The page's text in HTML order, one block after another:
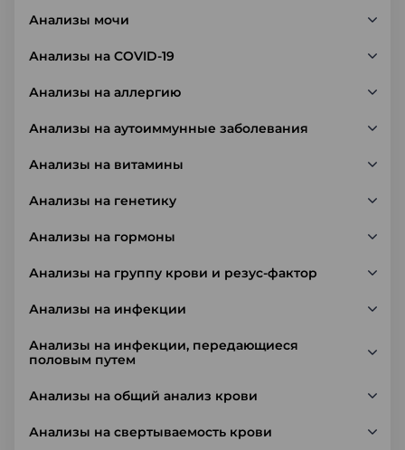
Анализы мочи
Анализы на COVID-19
Анализы на аллергию
Анализы на аутоиммунные заболевания
Анализы на витамины
Анализы на генетику
Анализы на гормоны
Анализы на группу крови и резус-фактор
Анализы на инфекции
Анализы на инфекции, передающиеся
половым путем
Анализы на общий анализ крови
Анализы на свертываемость крови